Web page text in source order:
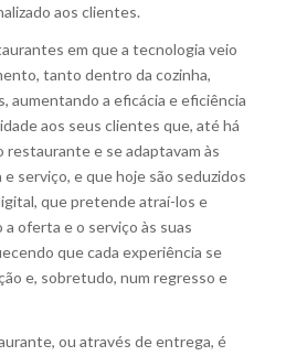
aos clientes.
em que a tecnologia veio
tanto dentro da cozinha,
aumentando a eficácia e eficiência
aos seus clientes que, até há
restaurante e se adaptavam às
serviço, e que hoje são seduzidos
que pretende atraí-los e
oferta e o serviço às suas
que cada experiência se
e, sobretudo, num regresso e
ou através de entrega, é